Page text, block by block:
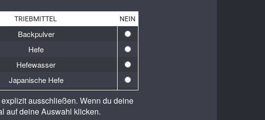
TRIEBMITTEL NEIN
Backpulver
Hefe
Hefewasser
Japanische Hefe
Natron
ausschließen. Wenn du deine
auf deine Auswahl klicken.